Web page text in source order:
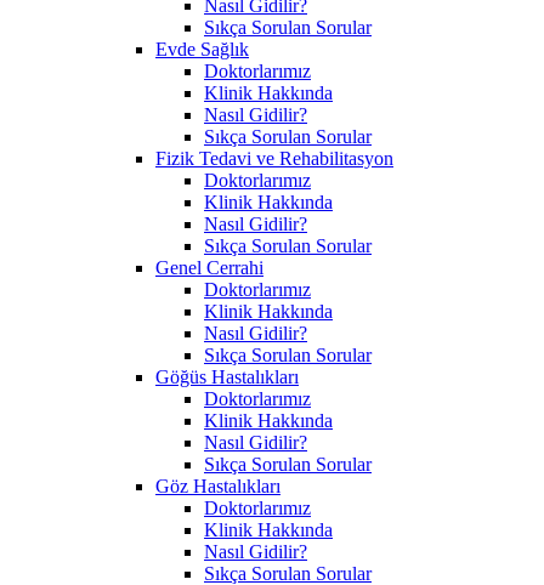
Nasıl Gidilir?
Sıkça Sorulan Sorular
Evde Sağlık
Doktorlarımız
Klinik Hakkında
Nasıl Gidilir?
Sıkça Sorulan Sorular
Fizik Tedavi ve Rehabilitasyon
Doktorlarımız
Klinik Hakkında
Nasıl Gidilir?
Sıkça Sorulan Sorular
Genel Cerrahi
Doktorlarımız
Klinik Hakkında
Nasıl Gidilir?
Sıkça Sorulan Sorular
Göğüs Hastalıkları
Doktorlarımız
Klinik Hakkında
Nasıl Gidilir?
Sıkça Sorulan Sorular
Göz Hastalıkları
Doktorlarımız
Klinik Hakkında
Nasıl Gidilir?
Sıkça Sorulan Sorular